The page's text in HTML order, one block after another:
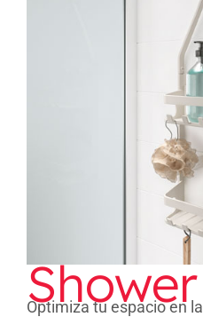
Optimiza tu espacio en